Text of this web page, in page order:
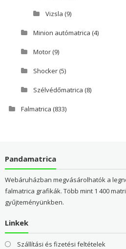
Vizsla (9)
Minion autómatrica (4)
Motor(9)
Shocker(5)
Szélvédőmatrica (8)
Falmatrica (833)
Pandamatrica
Webáruházban megvásárolhatók a
falmatrica grafikák. Több mint 1 400
gyűjteményünkben.
Linkek
Szállítási és fizetési feltételek